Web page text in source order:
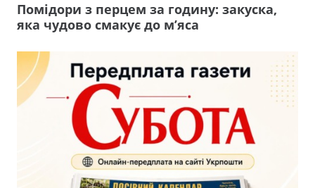
Помідори з перцем за годину: закуска,
яка чудово смакує до м’яса